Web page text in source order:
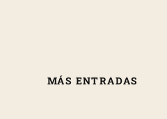
MÁS ENTRADAS